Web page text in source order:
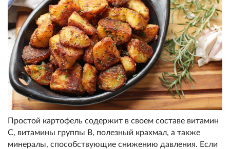
Простой картофель содержит в своем составе витамин
С, витамины группы В, полезный крахмал, а также
минералы, способствующие снижению давления. Если